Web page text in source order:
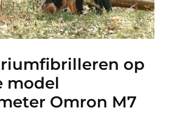
op
model
Omron M7